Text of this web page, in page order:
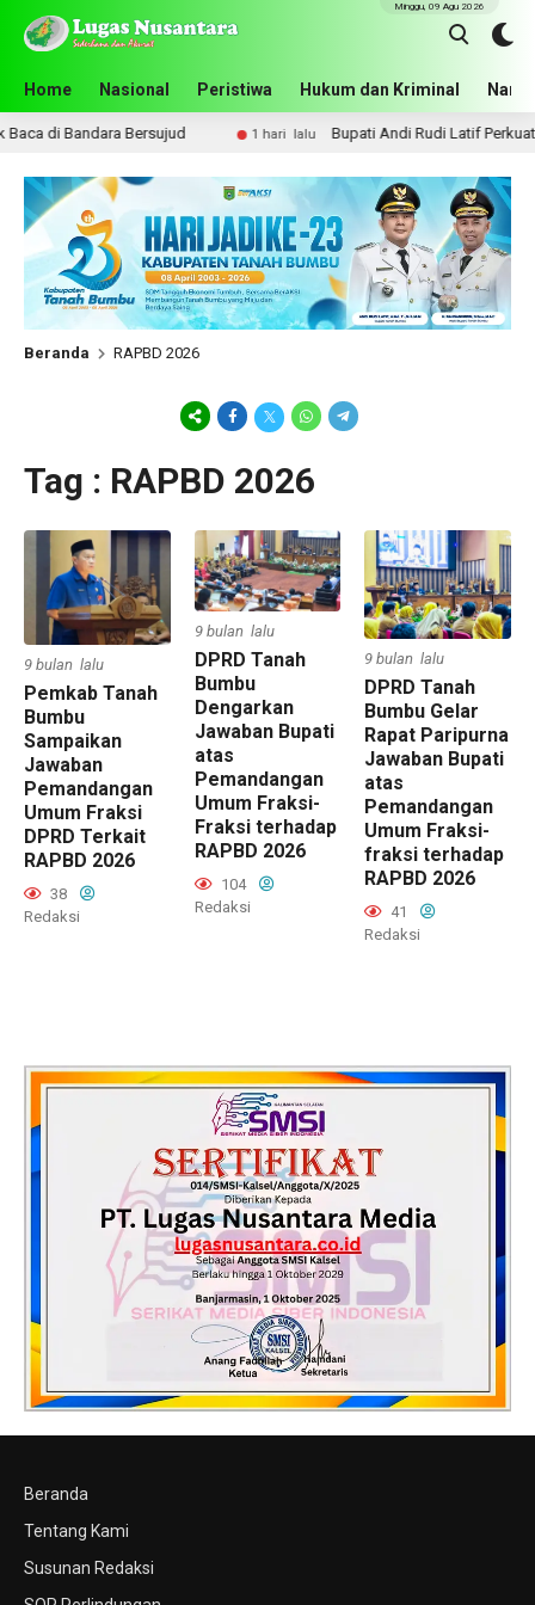
Home Nasional Peristiwa Hukum dan Kriminal
Minggu, 09 Agu 2026
di Bandara Bersujud 1 hari lalu Bupati Andi Rudi Latif Perkuat
Beranda RAPBD 2026
Tag : RAPBD 2026
9 bulan lalu
Pemkab Tanah
Bumbu
Sampaikan
Jawaban
Pemandangan
Umum Fraksi
DPRD Terkait
RAPBD 2026
38
Redaksi
9 bulan lalu
DPRD Tanah
Bumbu
Dengarkan
Jawaban Bupati
atas
Pemandangan
Umum Fraksi-
Fraksi terhadap
RAPBD 2026
104
Redaksi
9 bulan lalu
DPRD Tanah
Bumbu Gelar
Rapat Paripurna
Jawaban Bupati
atas
Pemandangan
Umum Fraksi-
fraksi terhadap
RAPBD 2026
41
Redaksi
Beranda
Tentang Kami
Susunan Redaksi